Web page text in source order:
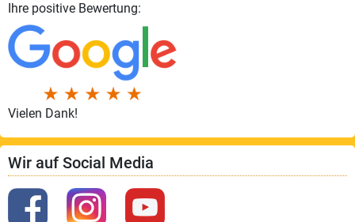
Ihre positive Bewertung:
Vielen Dank!
Wir auf Social Media